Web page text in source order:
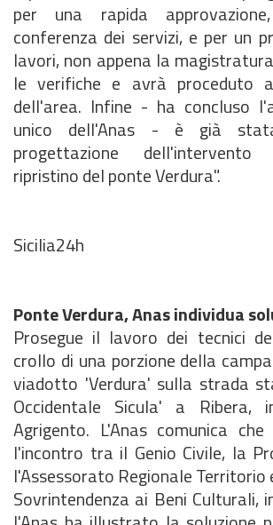
per una rapida
conferenza dei servizi, e per un
lavori, non appena la
le verifiche e avrà proceduto
dell'area. Infine - ha concluso
unico dell'Anas - è già
progettazione
ripristino del ponte Verdura".
Sicilia24h
Ponte Verdura, Anas individua
Prosegue il lavoro dei tecnici
crollo di una porzione della
viadotto 'Verdura' sulla strada
Occidentale Sicula' a Ribera,
Agrigento. L'Anas comunica
l'incontro tra il Genio Civile, la
l'Assessorato Regionale Territorio
Sovrintendenza ai Beni Culturali,